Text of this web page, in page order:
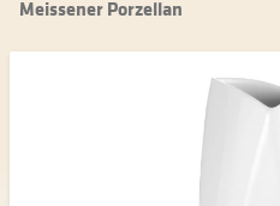
Meissener Porzellan